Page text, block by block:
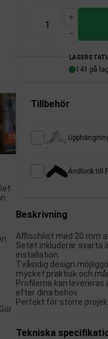
141 på
Tillbehör
Ändlock till
Beskrivning
Affischlist med 20 mm
Setet inkluderar svarta
installation.
Tvåsidig design
mycket praktisk och
Profilerna kan
efter dina behov
Perfekt för större
Tekniska